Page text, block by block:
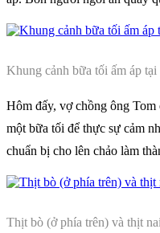
Khung cảnh bữa tối ấm áp
Hôm đấy, vợ chồng ông Tom
một bữa tối để thực sự cảm
chuẩn bị cho lên chảo làm
Thịt bò (ở phía trên) và thịt